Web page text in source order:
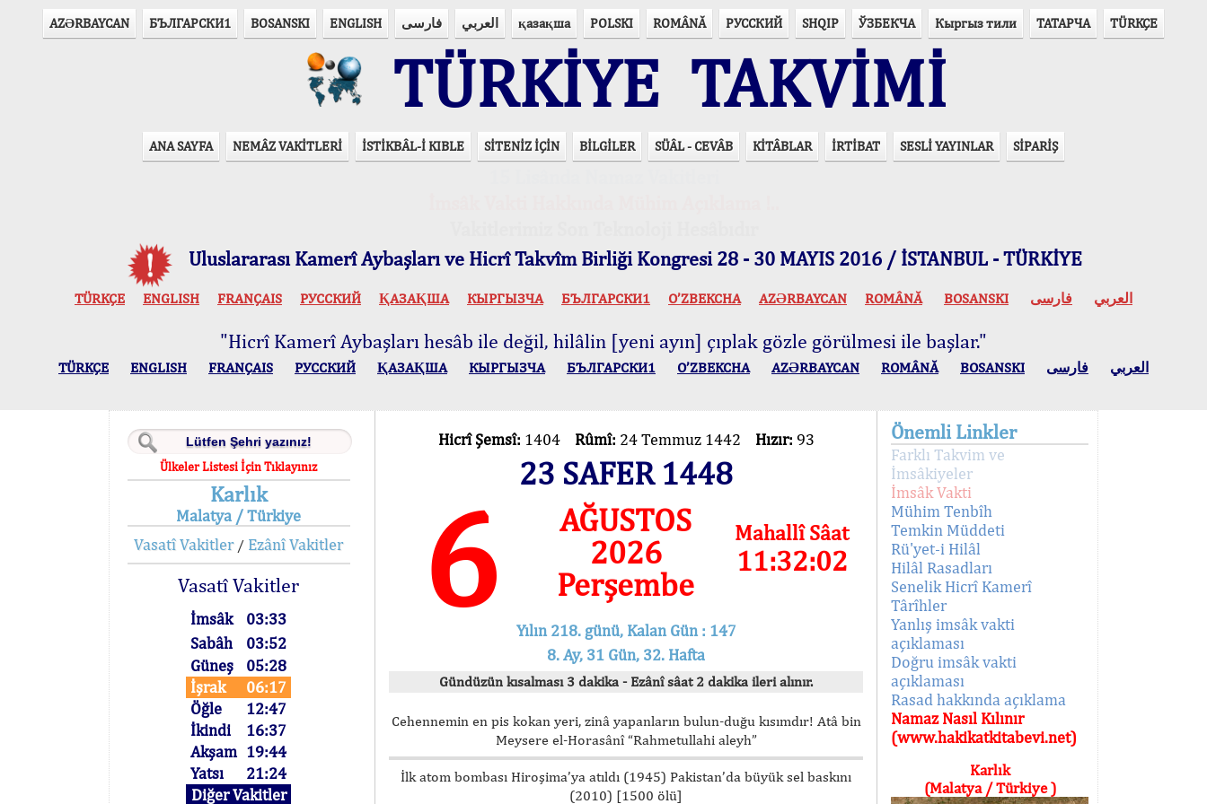
AZӘRBAYCAN БЪЛГАРСКИ1 BOSANSKI ENGLISH فارسی العربي қазақша POLSKI ROMÂNĂ РУССКИЙ SHQIP ЎЗБЕКЧА Кыргыз тили ТАТАРЧА TÜRKÇE
TÜRKİYE TAKVİMİ
ANA SAYFA NEMÂZ VAKİTLERİ İSTİKBÂL-İ KIBLE SİTENİZ İÇİN BİLGİLER SÜÂL - CEVÂB KİTÂBLAR İRTİBAT SESLİ YAYINLAR SİPARİŞ
Uluslararası Kamerî Aybaşları ve Hicrî Takvîm Birliği Kongresi 28 - 30 MAYIS 2016 / İSTANBUL - TÜRKİYE
TÜRKÇE ENGLISH FRANÇAIS РУССКИЙ ҚАЗАҚША КЫPГЫЗЧA БЪЛГАРСКИ1 O’ZBEKCHA AZӘRBAYCAN ROMÂNĂ BOSANSKI العربي فارسی
"Hicrî Kamerî Aybaşları hesâb ile değil, hilâlin [yeni ayın] çıplak gözle görülmesi ile başlar."
TÜRKÇE ENGLISH FRANÇAIS РУССКИЙ ҚАЗАҚША КЫPГЫЗЧA БЪЛГАРСКИ1 O’ZBEKCHA AZӘRBAYCAN ROMÂNĂ BOSANSKI العربي فارسی
Ülkeler Listesi İçin Tıklayınız
Karlık
Malatya / Türkiye
Vasatî Vakitler/ Ezânî Vakitler
Vasatî Vakitler
İmsâk
03:33
Sabâh
03:52
Güneş
05:28
İşrak
06:17
Öğle
12:47
İkindi
16:37
Akşam 19:44
Yatsı
21:24
Diğer Vakitler
Hicrî Şemsî: 1404 Rûmî: 24 Temmuz 1442 Hızır: 93
23 SAFER 1448
6
AĞUSTOS
2026
Perşembe
Mahallî Sâat
11:32:02
Yılın 218. günü, Kalan Gün : 147
8. Ay, 31 Gün, 32. Hafta
Gündüzün kısalması 3 dakika - Ezânî sâat 2 dakika ileri alınır.
Cehennemin en pis kokan yeri, zinâ yapanların bulun-duğu kısımdır! Atâ bin
Meysere el-Horasânî “Rahmetullahi aleyh”
İlk atom bombası Hiroşima’ya atıldı (1945) Pakistan’da büyük sel baskını
(2010) [1500 ölü]
Önemli Linkler
Farklı Takvim ve
İmsâkiyeler
İmsâk Vakti
Mühim Tenbîh
Temkin Müddeti
Rü'yet-i Hilâl
Hilâl Rasadları
Senelik Hicrî Kamerî
Târîhler
Yanlış imsâk vakti
açıklaması
Doğru imsâk vakti
açıklaması
Rasad hakkında açıklama
Namaz Nasıl Kılınır
(www.hakikatkitabevi.net)
Karlık
(Malatya / Türkiye )